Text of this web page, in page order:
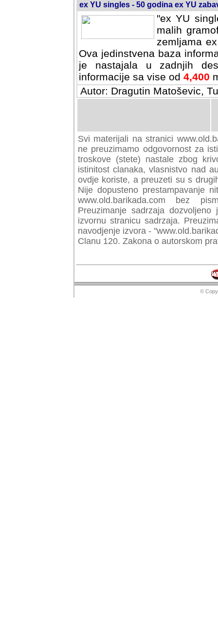
ex YU singles - 50 godina ex YU
"ex YU
malih
zemljama
Ova jedinstvena baza
je nastajala u zadnjih
informacije sa vise od 4,400
Autor: Dragutin Matoševic,
Svi materijali na stranici
preuzimamo odgovornost za
troskove (stete) nastale zbog
istinitost clanaka, vlasnistvo nad
ovdje koriste, a preuzeti su s
Nije dopusteno prestampavanje
www.old.barikada.com bez
Preuzimanje sadrzaja
izvornu stranicu sadrzaja.
navodjenje izvora -
Clanu 120. Zakona o autorskom
©